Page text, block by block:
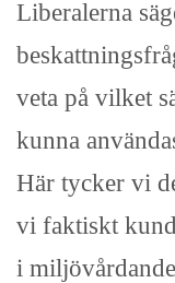
Liberalerna
veta på vilket
kunna
Här tycker vi
vi faktiskt
i